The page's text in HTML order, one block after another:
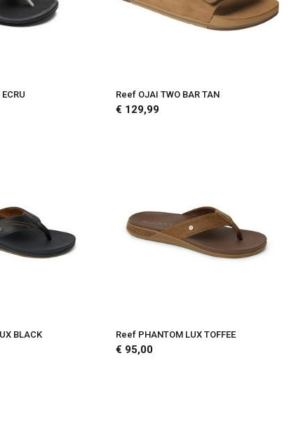
Reef OJAI TWO BAR TAN
€ 129,99
BLACK Reef PHANTOM LUX TOFFEE
€ 95,00